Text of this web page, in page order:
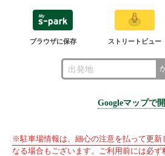
ブラウザに保存 ストリートビュー
Googleマップで
※駐車場情報は、細心の注意を払って更新
なる場合もございます。ご利用前には必ず